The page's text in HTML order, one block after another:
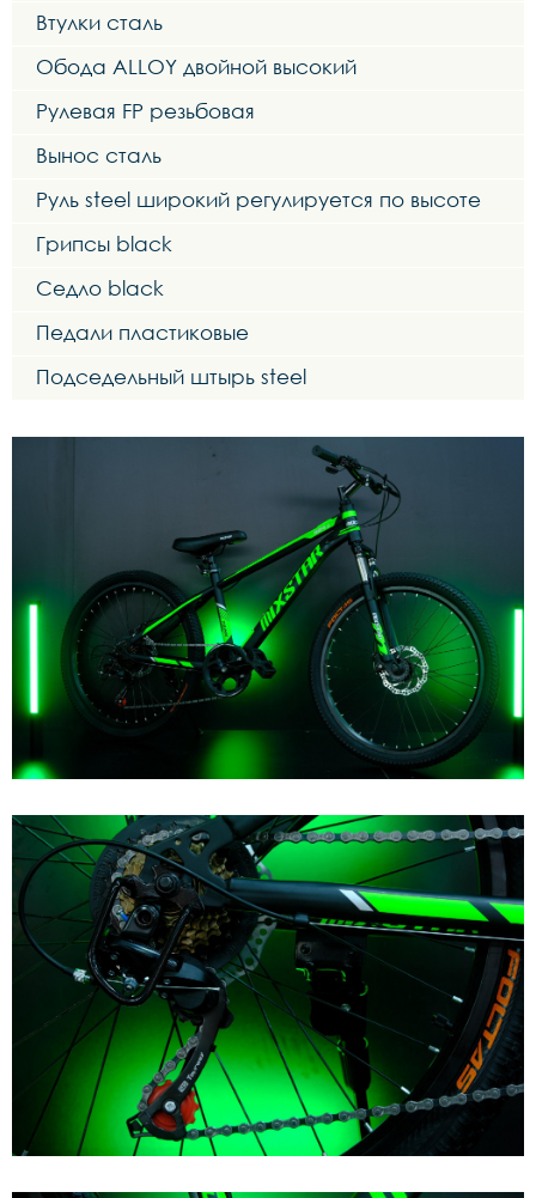
Втулки сталь
Обода ALLOY двойной высокий
Рулевая FP резьбовая
Вынос сталь
Руль steel широкий регулируется по высоте
Грипсы black
Седло black
Педали пластиковые
Подседельный штырь steel